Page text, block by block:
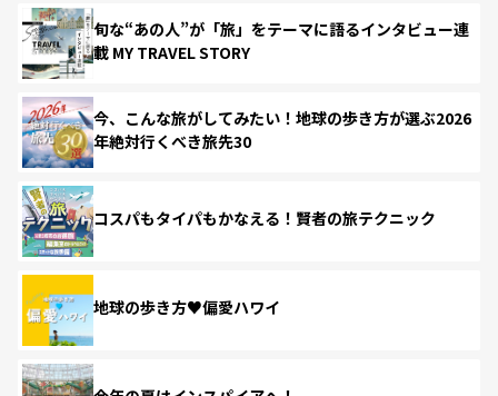
旬な“あの人”が「旅」をテーマに語るインタビュー連
載 MY TRAVEL STORY
今、こんな旅がしてみたい！地球の歩き方が選ぶ2026
年絶対行くべき旅先30
コスパもタイパもかなえる！賢者の旅テクニック
地球の歩き方♥偏愛ハワイ